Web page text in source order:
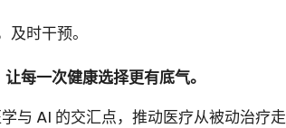
时干预。
每一次健康选择更有底气。
与 AI 的交汇点，推动医疗从被动治疗走